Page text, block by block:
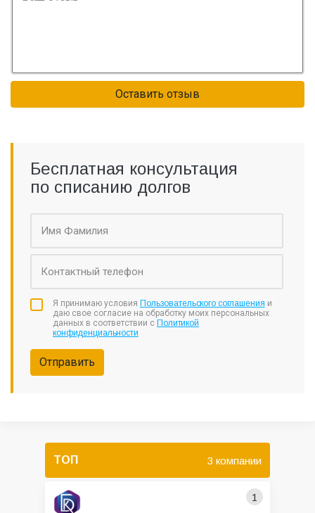
Оставить отзыв
Бесплатная консультация
по списанию долгов
Я принимаю условия Пользовательского соглашения и
даю свое согласие на обработку моих персональных
данных в соответствии с Политикой
конфиденциальности
Отправить
ТОП 3 компании
1